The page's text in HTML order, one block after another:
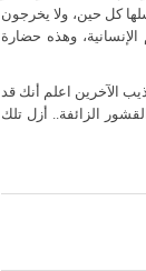
كل حين، ولا يخرجون
وهذه حضارة
الآخرين اعلم أنك قد
الزائفة.. أزل تلك